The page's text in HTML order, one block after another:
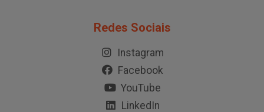
Redes Sociais
Instagram
Facebook
YouTube
LinkedIn